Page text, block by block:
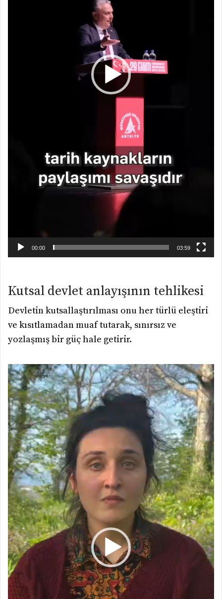
00:00 03:59
Kutsal devlet anlayışının tehlikesi
Devletin kutsallaştırılması onu her türlü eleştiri
ve kısıtlamadan muaf tutarak, sınırsız ve
yozlaşmış bir güç hale getirir.
Video
oynatıcı